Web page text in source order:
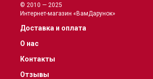
© 2010 — 2025
Интернет-магазин «ВамДарунок»
Доставка и оплата
О нас
Контакты
Отзывы